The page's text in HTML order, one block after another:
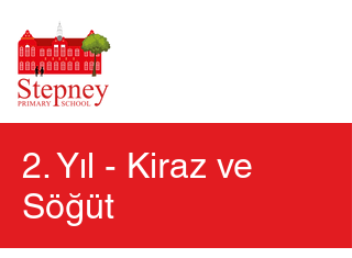
2. Yıl - Kiraz ve
Söğüt